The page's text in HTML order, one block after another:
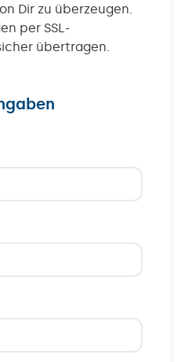
Dir zu überzeugen.
per SSL-
übertragen.